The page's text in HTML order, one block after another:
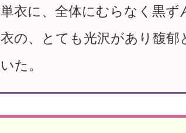
単衣に、全体にむらなく黒ず
衣の、とても光沢があり馥
いた。